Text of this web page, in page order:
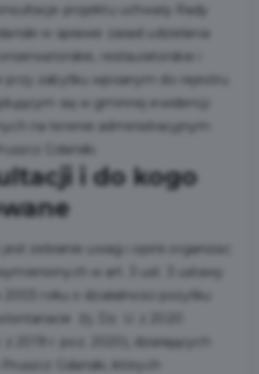
projektu uchwały Rady
w sprawie zasad udzielania
restauratorskie i
przy zabytku wpisanym do rejestru
się w gminnej ewidencji
na terenie administracyjnym
Gdański.
i do kogo
jest zebranie uwag i opinii organizacji
w art. 3 ust. 3 ustawy
2003 roku o działalności pożytku
(tj. Dz. U. z 2020
z 2019 r. poz. 2020), działających
Gdański, których